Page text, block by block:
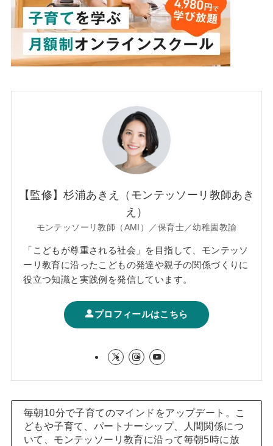
【監修】杉浦あきえ（モンテッソーリ教師あき
え）
モンテッソーリ教師（AMI）／保育士／幼稚園教諭
「こどもが尊重される社会」を目指して、モンテッソ
ーリ教育に沿ったこどもの発達や親子の関係づくりに
役立つ知識と実践例を発信しています。
プロフィールはこちら
毎朝10分で子育てのマインドをアップデート。こ
どもや子育て、パートナーシップ、人間関係につ
いて、モンテッソーリ教育に沿って毎朝5時に放